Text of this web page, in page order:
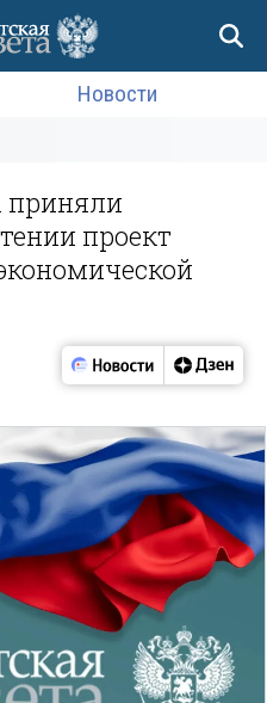
Новости
приняли
проект